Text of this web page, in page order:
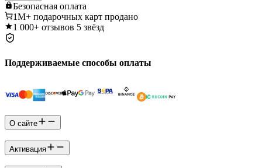
Безопасная оплата
1M+ подарочных карт продано
1 000+ отзывов 5 звёзд
Поддерживаемые способы оплаты
О сайте
Активация